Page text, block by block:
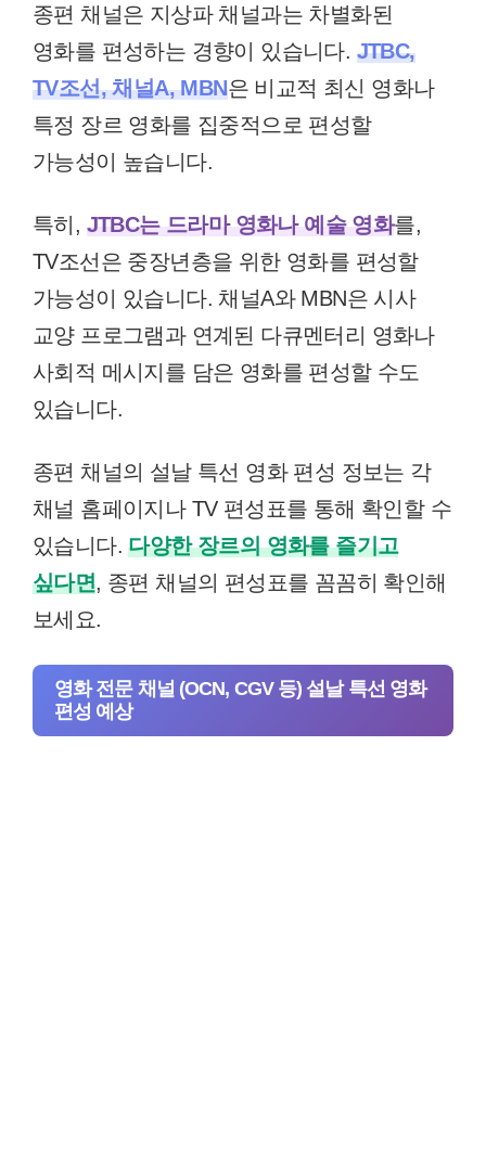
종편 채널은 지상파 채널과는 차별화된
영화를 편성하는 경향이 있습니다. JTBC,
TV조선, 채널A, MBN은 비교적 최신 영화나
특정 장르 영화를 집중적으로 편성할
가능성이 높습니다.
특히, JTBC는 드라마 영화나 예술 영화를,
TV조선은 중장년층을 위한 영화를 편성할
가능성이 있습니다. 채널A와 MBN은 시사
교양 프로그램과 연계된 다큐멘터리 영화나
사회적 메시지를 담은 영화를 편성할 수도
있습니다.
종편 채널의 설날 특선 영화 편성 정보는 각
채널 홈페이지나 TV 편성표를 통해 확인할 수
있습니다.다양한 장르의 영화를 즐기고
싶다면, 종편 채널의 편성표를 꼼꼼히 확인해
보세요.
영화 전문 채널 (OCN, CGV 등) 설날 특선 영화
편성 예상